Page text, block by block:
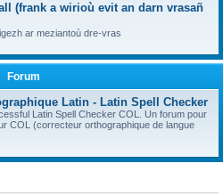
(frank a wirioù evit an darn vrasañ
ar meziantoù dre-vras
Forum
Latin - Latin Spell Checker
Latin Spell Checker COL. Un forum pour
COL (correcteur orthographique de langue